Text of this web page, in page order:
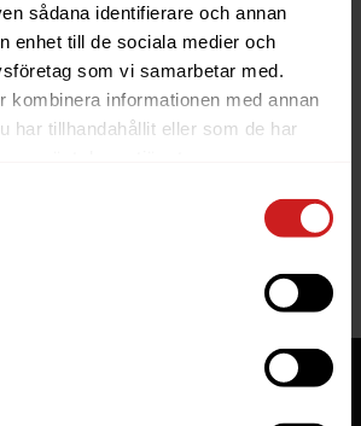
sådana identifierare och annan
enhet till de sociala medier och
som vi samarbetar med.
kombinera informationen med annan
har tillhandahållit eller som de har
you were trying to
suspended
of this website or domain please
read